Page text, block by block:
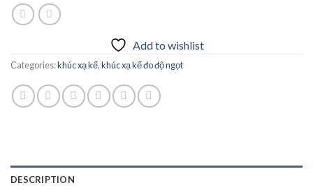
Add to wishlist
Categories:khúc xạ kế,khúc xạ kế đo độ ngọt
DESCRIPTION